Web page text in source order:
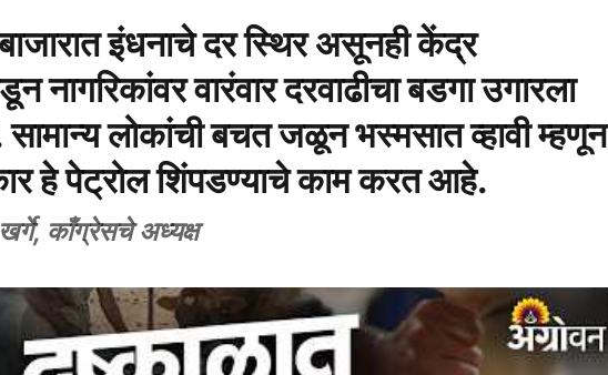
इंधनाचे दर स्थिर असूनही केंद्र
नागरिकांवर वारंवार दरवाढीचा बडगा उगारला
लोकांची बचत जळून भस्मसात व्हावी म्हणून
हे पेट्रोल शिंपडण्याचे काम करत आहे.
काँग्रेसचे अध्यक्ष